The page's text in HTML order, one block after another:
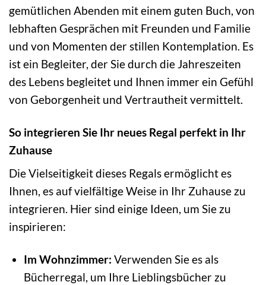
gemütlichen Abenden mit einem guten Buch, von
lebhaften Gesprächen mit Freunden und Familie
und von Momenten der stillen Kontemplation. Es
ist ein Begleiter, der Sie durch die Jahreszeiten
des Lebens begleitet und Ihnen immer ein Gefühl
von Geborgenheit und Vertrautheit vermittelt.
So integrieren Sie Ihr neues Regal perfekt in Ihr
Zuhause
Die Vielseitigkeit dieses Regals ermöglicht es
Ihnen, es auf vielfältige Weise in Ihr Zuhause zu
integrieren. Hier sind einige Ideen, um Sie zu
inspirieren:
Im Wohnzimmer: Verwenden Sie es als
Bücherregal, um Ihre Lieblingsbücher zu